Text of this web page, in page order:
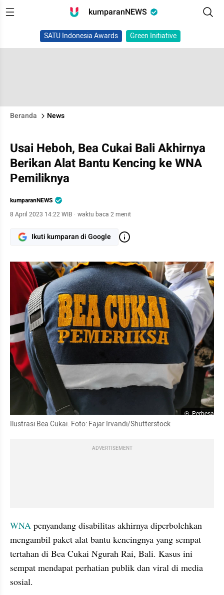
kumparanNEWS
SATU Indonesia Awards Green Initiative
Beranda News
Usai Heboh, Bea Cukai Bali Akhirnya
Berikan Alat Bantu Kencing ke WNA
Pemiliknya
kumparanNEWS
8 April 2023 14:22 WIB · waktu baca 2 menit
Ikuti kumparan di Google
Perbesar
Ilustrasi Bea Cukai. Foto: Fajar Irvandi/Shutterstock
ADVERTISEMENT
WNA penyandang disabilitas akhirnya diperbolehkan
mengambil paket alat bantu kencingnya yang sempat
tertahan di Bea Cukai Ngurah Rai, Bali. Kasus ini
sempat mendapat perhatian publik dan viral di media
sosial.